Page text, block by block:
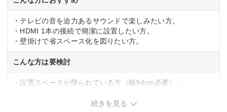
・テレビの音を迫力あるサウンドで楽しみたい方。
・HDMI 1本の接続で簡潔に設置したい方。
・壁掛けで省スペース化を図りたい方。
こんな方は要検討
・設置スペースが限られている方（幅94cm必要）。
続きを見る